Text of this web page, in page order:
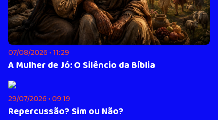
07/08/2026 • 11:29
A Mulher de Jó: O Silêncio da Bíblia
29/07/2026 • 09:19
Repercussão? Sim ou Não?